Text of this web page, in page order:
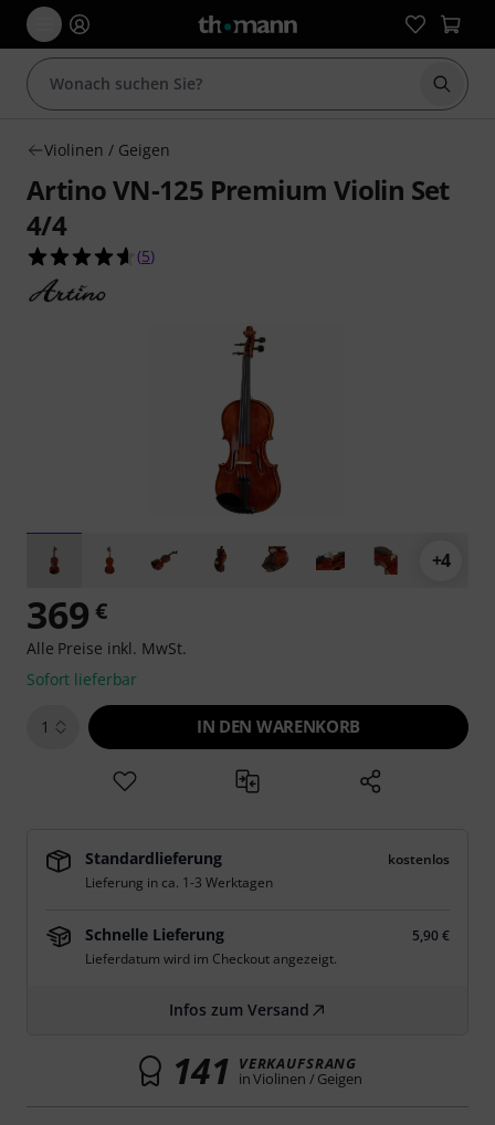
Suche
Violinen / Geigen
Artino VN-125 Premium Violin Set
4/4
4.6 von 5 Sternen aus 5 Kundenbewertungen
(5)
+4
369 €
Alle Preise inkl. MwSt.
Sofort lieferbar
1 IN DEN WARENKORB
Standardlieferung
kostenlos
Lieferung in ca. 1-3 Werktagen
Schnelle Lieferung
5,90 €
Lieferdatum wird im Checkout angezeigt.
Infos zum Versand
141 VERKAUFSRANG
in Violinen / Geigen